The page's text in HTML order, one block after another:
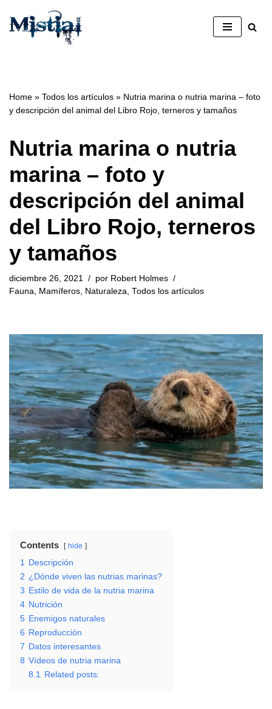
Saltar
Home » Todos los artículos » Nutria marina o nutria marina – foto
y descripción del animal del Libro Rojo, terneros y tamaños
Nutria marina o nutria
marina – foto y
descripción del animal
del Libro Rojo, terneros
y tamaños
diciembre 26, 2021 por Robert Holmes
Fauna, Mamíferos, Naturaleza, Todos los artículos
Contents hide
1
Descripción
2 ¿Dónde viven las nutrias marinas?
3 Estilo de vida de la nutria marina
4 Nutrición
5 Enemigos naturales
6 Reproducción
7 Datos interesantes
8 Vídeos de nutria marina
8.1
Related posts: